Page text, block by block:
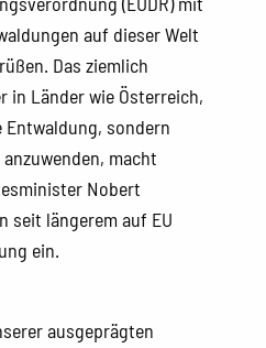
auf dieser Welt
Das ziemlich
in Länder wie Österreich,
sondern
macht
Nobert
seit längerem auf EU
ein.
ausgeprägten